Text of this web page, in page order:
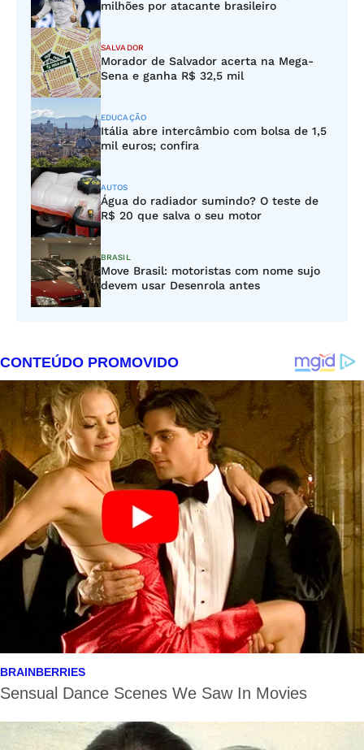
milhões por atacante brasileiro
SALVADOR
Morador de Salvador acerta na Mega-
Sena e ganha R$ 32,5 mil
EDUCAÇÃO
Itália abre intercâmbio com bolsa de 1,5
mil euros; confira
AUTOS
Água do radiador sumindo? O teste de
R$ 20 que salva o seu motor
BRASIL
Move Brasil: motoristas com nome sujo
devem usar Desenrola antes